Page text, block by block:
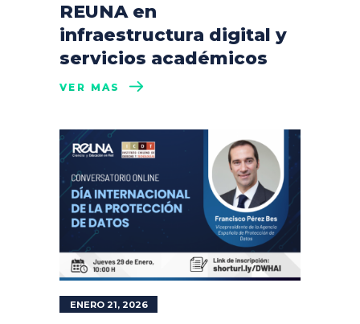
REUNA en
infraestructura digital y
servicios académicos
VER MÁS
ENERO 21, 2026